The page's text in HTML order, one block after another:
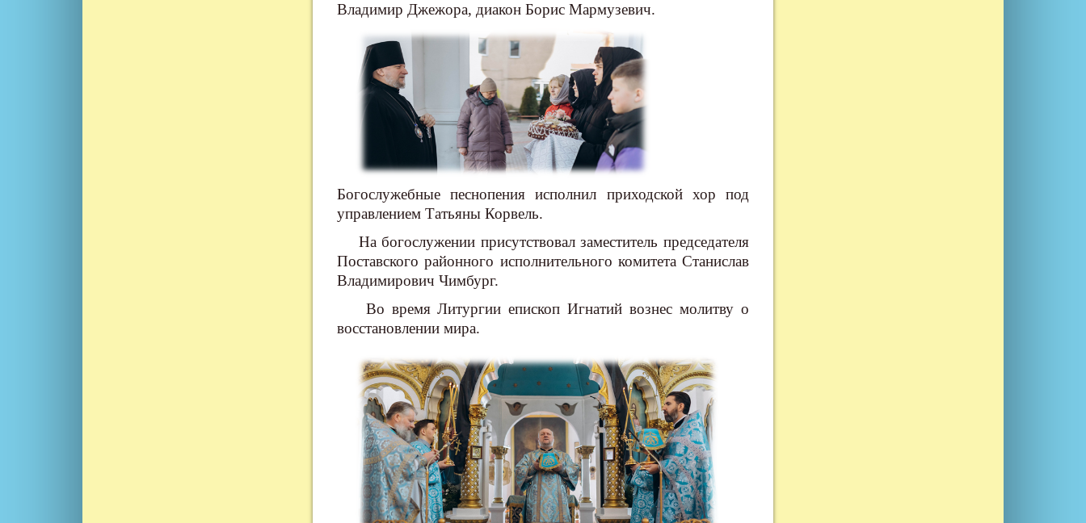
Владимир Джежора, диакон Борис Мармузевич.
Богослужебные песнопения исполнил приходской хор под
управлением Татьяны Корвель.
На богослужении присутствовал заместитель председателя
Поставского районного исполнительного комитета Станислав
Владимирович Чимбург.
Во время Литургии епископ Игнатий вознес молитву о
восстановлении мира.